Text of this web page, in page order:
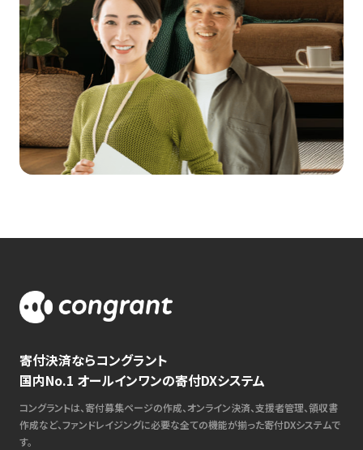
寄付決済ならコングラント
国内No.1 オールインワンの寄付DXシステム
コングラントは、寄付募集ページの作成、オンライン決済、支援者管理、領収書
作成など、ファンドレイジングに必要な全ての機能が揃った寄付DXシステムで
す。